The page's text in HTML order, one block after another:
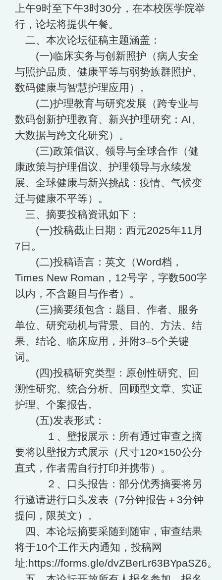
上午9时至下午3时30分，在本校医学院举
行，论坛将提供午餐。
二、本次论坛征稿主题涵盖：
(一)临床实务与创新照护（病人安全
与照护品质、健康平等与弱势族群照护、
数码健康与智慧护理应用）。
(二)护理教育与研究发展（跨专业与
数码创新护理教育、新兴护理研究：AI、
大数据与跨文化研究）。
(三)政策倡议、领导与全球合作（健
康政策与护理倡议、护理领导与永续发
展、全球健康与新兴挑战：疫情、气候变
迁与健康不平等）。
三、摘要投稿资讯如下：
(一)投稿截止日期：西元2025年11月
7日。
(二)投稿语言：英文（Word档，
Times New Roman，12号字，字数500字
以内，不含题目与作者）。
(三)摘要须包含：题目、作者、服务
单位、研究动机与背景、目的、方法、结
果、结论、临床应用，并附3–5个关键
词。
(四)投稿研究类型：原创性研究、回
溯性研究、统合分析、回顾型文章、实证
护理、个案报告。
(五)发表形式：
１、壁报展示：所有通过审查之摘
要将以壁报方式展示（尺寸120×150公分
直式，作者需自行打印并携带）。
２、口头报告：部分优秀摘要将另
行邀请进行口头发表（7分钟报告＋3分钟
提问，限英文）。
四、本论坛摘要采随到随审，审查结果
将于10个工作天内通知，投稿网
址:https://forms.gle/dvZBerLr63BYpaSZ6。